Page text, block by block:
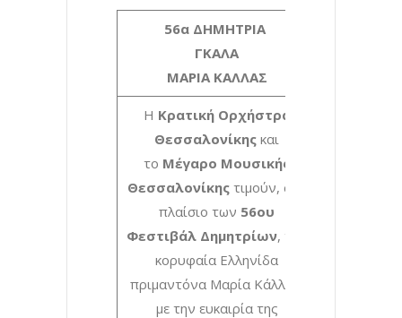
56α ΔΗΜΗΤΡΙΑ
ΓΚΑΛΑ
ΜΑΡΙΑ ΚΑΛΛΑΣ
Η Κρατική Ορχήστρα
Θεσσαλονίκης και
το Μέγαρο Μουσικής
Θεσσαλονίκηςτιμούν, στο
πλαίσιο των 56ου
Φεστιβάλ Δημητρίων, την
κορυφαία Ελληνίδα
πριμαντόνα Μαρία Κάλλας,
με την ευκαιρία της